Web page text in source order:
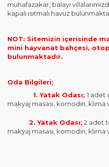
muhafazakar, balayı
kapalı ısıtmalı havuz
NOT: Sitemizin içerisinde
mini hayvanat bahçesi,
bulunmaktadır.
Oda Bilgileri;
1. Yatak Odası; 1 adet
makyaj masası, komodin,
2. Yatak Odası; 2 adet
makyaj masası, komodin,